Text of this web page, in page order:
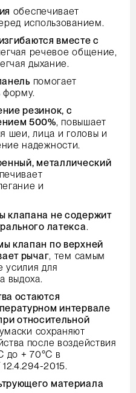
обеспечивает
использованием.
вместе с
речевое общение,
дыхание.
помогает
форму.
резинок, с
500%, повышает
шеи, лица и головы и
надежности.
металлический
и
клапана не содержит
латекса.
клапан по верхней
рычаг, тем самым
для
выдоха.
остаются
интервале
относительной
сохраняют
после воздействия
до + 70°C в
2015.
материала